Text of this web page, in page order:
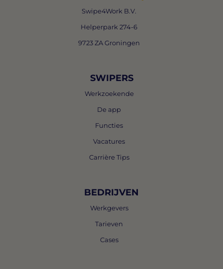
Swipe4Work B.V.
Helperpark 274-6
9723 ZA Groningen
SWIPERS
Werkzoekende
De app
Functies
Vacatures
Carrière Tips
BEDRIJVEN
Werkgevers
Tarieven
Cases